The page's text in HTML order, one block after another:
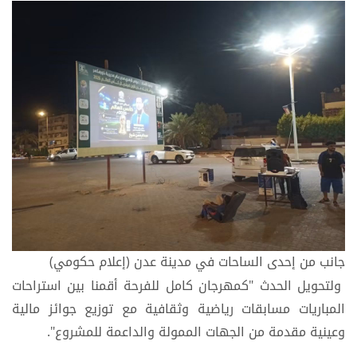
جانب من إحدى الساحات في مدينة عدن (إعلام حكومي)
ولتحويل الحدث "كمهرجان كامل للفرحة أقمنا بين استراحات
المباريات مسابقات رياضية وثقافية مع توزيع جوائز مالية
وعينية مقدمة من الجهات الممولة والداعمة للمشروع".